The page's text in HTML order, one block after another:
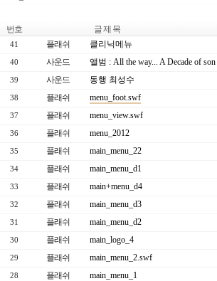
번호 글 제 목
41 플래쉬 클리닉메뉴
40 사운드 앨범 : All the way... A Decade of son
39 사운드 동행 최성수
38 플래쉬 menu_foot.swf
37 플래쉬 menu_view.swf
36 플래쉬 menu_2012
35 플래쉬 main_menu_22
34 플래쉬 main_menu_d1
33 플래쉬 main+menu_d4
32 플래쉬 main_menu_d3
31 플래쉬 main_menu_d2
30 플래쉬 main_logo_4
29 플래쉬 main_menu_2.swf
28 플래쉬 main_menu_1